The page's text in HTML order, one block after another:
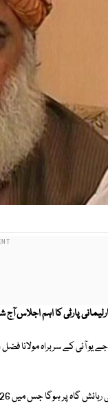
آئی کے سربراہ مولانا